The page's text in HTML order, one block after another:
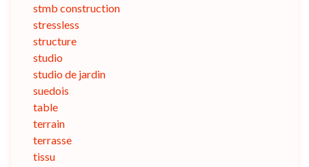
stmb construction
stressless
structure
studio
studio de jardin
suedois
table
terrain
terrasse
tissu